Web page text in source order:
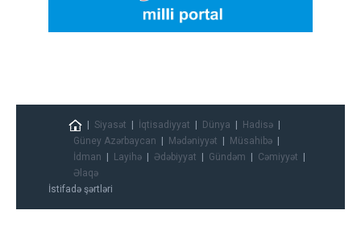
Siyasət İqtisadiyyat Dünya
Hadisə
Güney Azərbaycan
Mədəniyyət
Müsahibə
İdman
Layihə Ədəbiyyat Gündəm
Cəmiyyət
Əlaqə
İstifadə şərtləri